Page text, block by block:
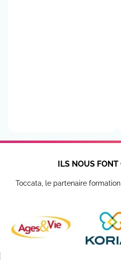
ILS NOUS
Toccata, le partenaire